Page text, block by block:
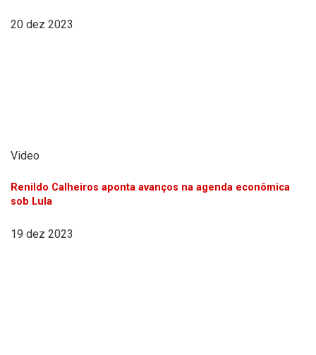
20 dez 2023
Video
Renildo Calheiros aponta avanços na agenda econômica
sob Lula
19 dez 2023